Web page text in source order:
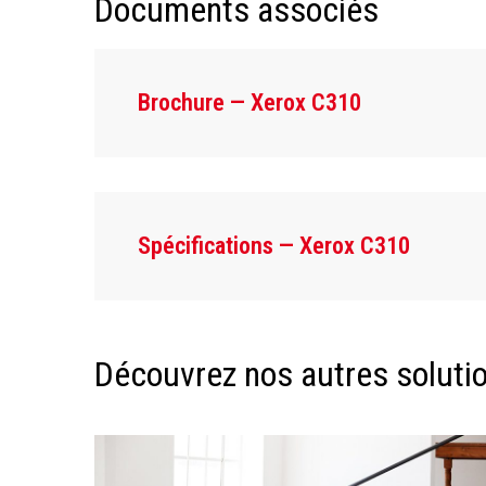
Documents associés
Brochure — Xerox C310
Spécifications — Xerox C310
Découvrez nos autres